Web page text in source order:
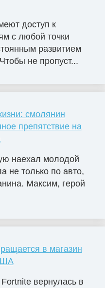
доступ к
с любой точки
развитием
не пропуст...
смолянин
препятствие на
наехал молодой
не только по авто,
Максим, герой
в магазин
вернулась в